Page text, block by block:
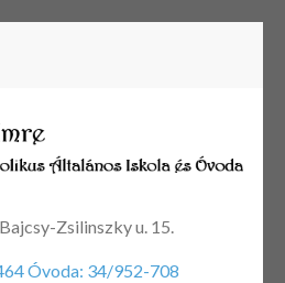
Zsilinszky u. 15.
Óvoda: 34/952-708